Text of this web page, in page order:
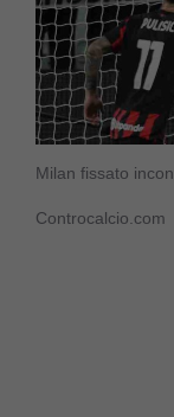
Milan fissato
Controcalcio.com